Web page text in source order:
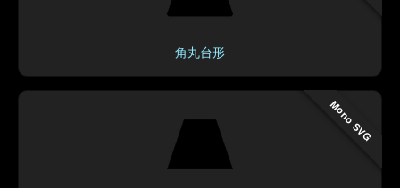
角丸台形
Mono SVG